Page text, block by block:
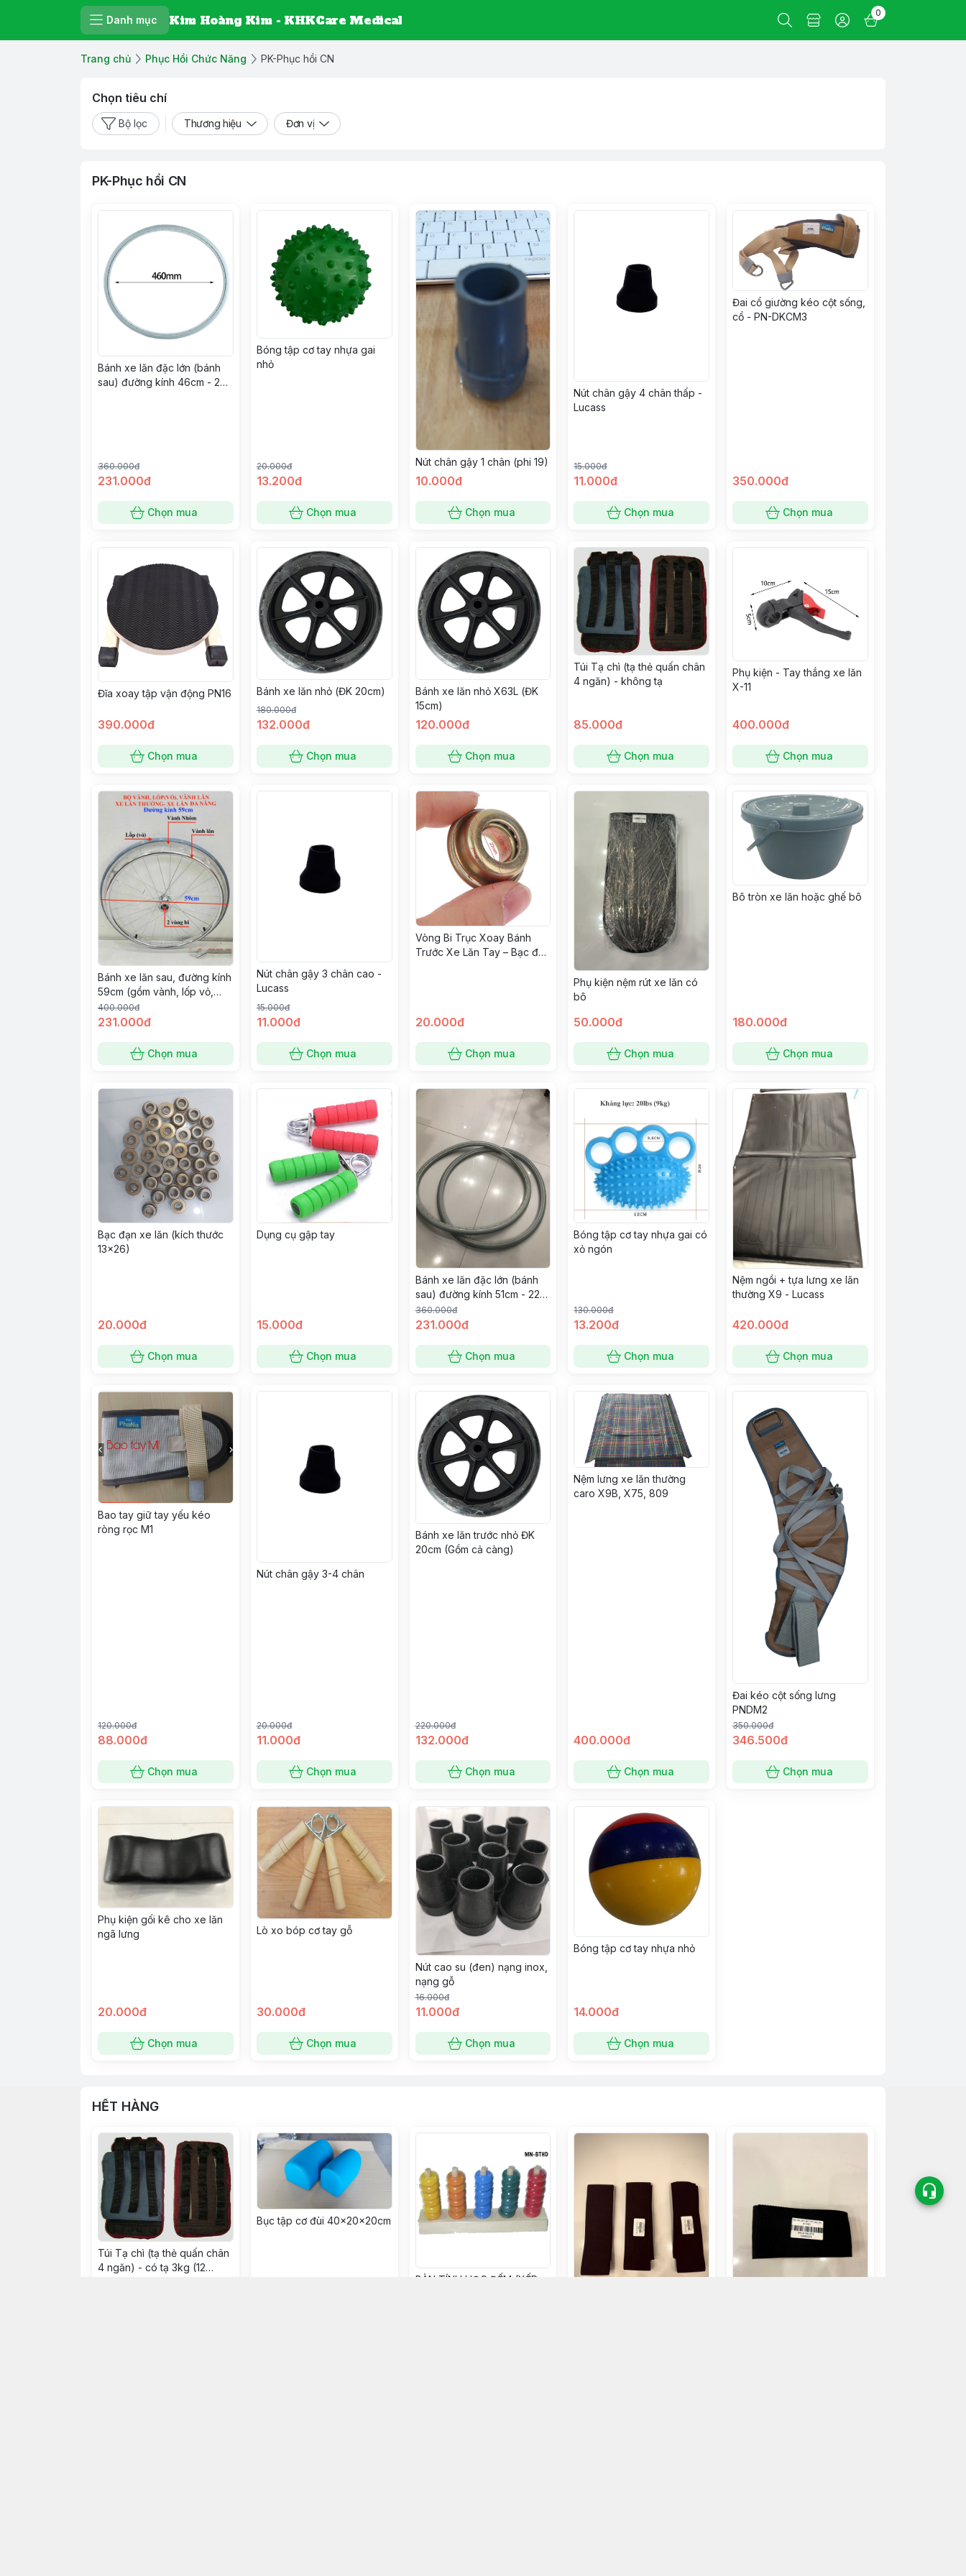
Danh mục Kim Hoàng Kim - KHKCare Medical 0
Trang chủ Phục Hồi Chức Năng PK-Phục hồi CN
Chọn tiêu chí
Bộ lọc Thương hiệu Đơn vị
PK-Phục hồi CN
Bánh xe lăn đặc lớn (bánh
sau) đường kính 46cm - 20
360.000đ
231.000đ
Chọn mua
Bóng tập cơ tay nhựa gai
nhỏ
20.000đ
13.200đ
Chọn mua
Nút chân gậy 1 chân (phi 19)
10.000đ
Chọn mua
Nút chân gậy 4 chân thấp -
Lucass
15.000đ
11.000đ
Chọn mua
Đai cổ giường kéo cột sống,
cổ - PN-DKCM3
350.000đ
Chọn mua
Đĩa xoay tập vận động PN16
390.000đ
Chọn mua
Bánh xe lăn nhỏ (ĐK 20cm)
180.000đ
132.000đ
Chọn mua
Bánh xe lăn nhỏ X63L (ĐK
15cm)
120.000đ
Chọn mua
Túi Tạ chì (tạ thẻ quấn chân
4 ngăn) - không tạ
85.000đ
Chọn mua
Phụ kiện - Tay thắng xe lăn
X-11
400.000đ
Chọn mua
Bánh xe lăn sau, đường kính
59cm (gồm vành, lốp vỏ,
căm)
400.000đ
231.000đ
Chọn mua
Nút chân gậy 3 chân cao -
Lucass
15.000đ
11.000đ
Chọn mua
Vòng Bi Trục Xoay Bánh
Trước Xe Lăn Tay – Bạc đạn
20.000đ
Chọn mua
Phụ kiện nệm rút xe lăn có
bô
50.000đ
Chọn mua
Bô tròn xe lăn hoặc ghế bô
180.000đ
Chọn mua
Bạc đạn xe lăn (kích thước
13x26)
20.000đ
Chọn mua
Dụng cụ gập tay
15.000đ
Chọn mua
Bánh xe lăn đặc lớn (bánh
sau) đường kính 51cm - 22
inch x 1 3/8 - màu đen, xam
(PU không săm, đặc)
360.000đ
231.000đ
Chọn mua
Bóng tập cơ tay nhựa gai có
xỏ ngón
130.000đ
13.200đ
Chọn mua
Nệm ngồi + tựa lưng xe lăn
thường X9 - Lucass
420.000đ
Chọn mua
Bao tay giữ tay yếu kéo
ròng rọc M1
120.000đ
88.000đ
Chọn mua
Nút chân gậy 3-4 chân
20.000đ
11.000đ
Chọn mua
Bánh xe lăn trước nhỏ ĐK
20cm (Gồm cả càng)
220.000đ
132.000đ
Chọn mua
Nệm lưng xe lăn thường
caro X9B, X75, 809
400.000đ
Chọn mua
Đai kéo cột sống lưng
PNDM2
350.000đ
346.500đ
Chọn mua
Phụ kiện gối kê cho xe lăn
ngã lưng
20.000đ
Chọn mua
Lò xo bóp cơ tay gỗ
30.000đ
Chọn mua
Nút cao su (đen) nạng inox,
nạng gỗ
16.000đ
11.000đ
Chọn mua
Bóng tập cơ tay nhựa nhỏ
14.000đ
Chọn mua
HẾT HÀNG
Túi Tạ chì (tạ thẻ quấn chân
4 ngăn) - có tạ 3kg (12
Bục tập cơ đùi 40x20x20cm
BÀN TÍNH HỌC ĐẾM (XẾP